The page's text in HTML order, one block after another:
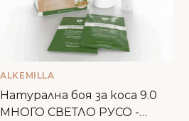
ALKEMILLA
Натурална боя за коса 9.0
МНОГО СВЕТЛО РУСО -